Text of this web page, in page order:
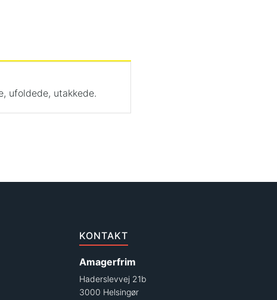
ufoldede, utakkede.
KONTAKT
Amagerfrim
Haderslevvej 21b
3000 Helsingør